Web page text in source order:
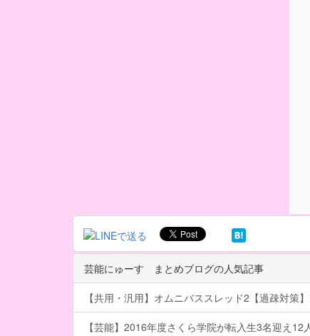
芸能にゅーす まとめブログの人気記事
【共用・汎用】オムニバススレッド2【過疎対策
【芸能】2016年度さくら学院が転入生3名迎え